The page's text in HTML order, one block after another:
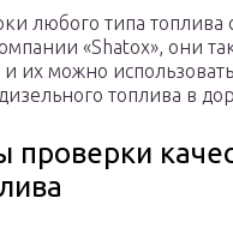
любого типа топлива
«Shatox», они
их можно
топлива в
проверки